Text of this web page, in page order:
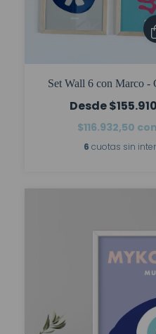
Set Wall 6 con Marco -
$116.932,50 con
6 cuotas sin